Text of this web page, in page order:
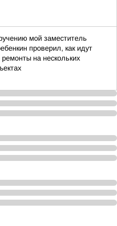
мой заместитель
проверил, как идут
на нескольких